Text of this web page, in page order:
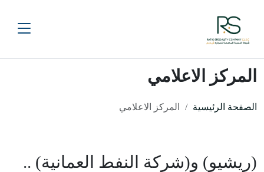
المركز الاعلامي
الصفحة الرئيسية المركز الاعلامي
(ريشيو) و(شركة النفط العمانية) ..